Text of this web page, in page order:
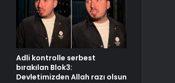
Adli kontrolle serbest
bırakılan Blok3:
Devletimizden Allah razı olsun